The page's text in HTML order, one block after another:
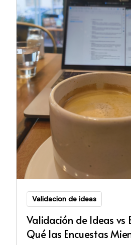
Validacion de ideas
Validación de Ideas vs
Qué las Encuestas